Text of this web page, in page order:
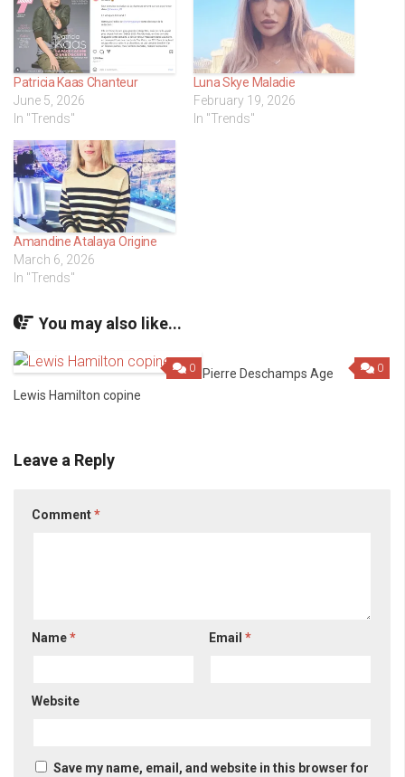
Patricia Kaas Chanteur
June 5, 2026
In "Trends"
Luna Skye Maladie
February 19, 2026
In "Trends"
Amandine Atalaya Origine
March 6, 2026
In "Trends"
You may also like...
0
Lewis Hamilton copine
0
Pierre Deschamps Age
Leave a Reply
Comment*
Name* Email*
Website
Save my name, email, and website in this browser for